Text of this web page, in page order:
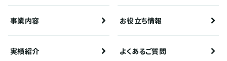
事業内容 お役立ち情報
実績紹介 よくあるご質問